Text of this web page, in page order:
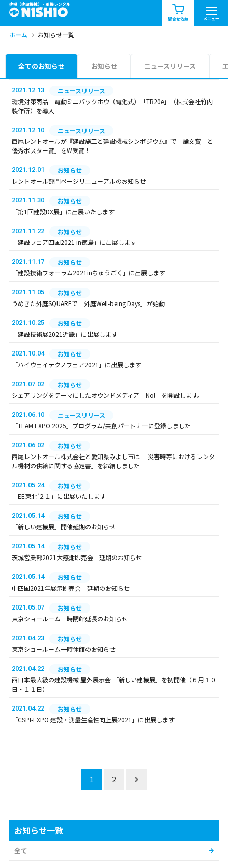
建機（建設機械）・重機レンタル
問合せ依頼 メニュー
商品一覧 お知らせ一覧
問合せ依頼リスト
エリア情報を見る
中部
九州・沖縄（外部）
ホーム お知らせ一覧
全てのお知らせ お知らせ ニュースリリース
2021.12.13
ニュースリリース
環境対策商品 電動ミニバックホウ（電池式）「TB20e」（株式会社竹内
製作所）を導入
2021.12.10
ニュースリリース
西尾レントオールが『建設施工と建設機械シンポジウム』で「論文賞」と
優秀ポスター賞」をW受賞！
2021.12.01
お知らせ
レントオール部門ページリニューアルのお知らせ
2021.11.30
お知らせ
「第1回建設DX展」に出展いたします
2021.11.22
お知らせ
「建設フェア四国2021 in徳島」に出展します
2021.11.17
お知らせ
「建設技術フォーラム2021inちゅうごく」に出展します
2021.11.05
お知らせ
うめきた外庭SQUAREで「外庭Well-being Days」が始動
2021.10.25
お知らせ
「建設技術展2021近畿」に出展します
2021.10.04
お知らせ
「ハイウェイテクノフェア2021」に出展します
2021.07.02
お知らせ
シェアリングをテーマにしたオウンドメディア「Nol」を開設します。
2021.06.10
ニュースリリース
「TEAM EXPO 2025」プログラム/共創パートナーに登録しました
2021.06.02
お知らせ
西尾レントオール株式会社と愛知県みよし市は 「災害時等におけるレンタ
ル機材の供給に関する協定書」を締結しました
2021.05.24
お知らせ
「EE東北’２１」に出展いたします
2021.05.14
お知らせ
「新しい建機展」開催延期のお知らせ
2021.05.14
お知らせ
茨城営業部2021大感謝即売会 延期のお知らせ
2021.05.14
お知らせ
中四国2021年展示即売会 延期のお知らせ
2021.05.07
お知らせ
東京ショールーム一時閉館延長のお知らせ
2021.04.23
お知らせ
東京ショールーム一時休館のお知らせ
2021.04.22
お知らせ
西日本最大級の建設機械 屋外展示会 「新しい建機展」を初開催（６月１０
日・１１日）
2021.04.22
お知らせ
「CSPI-EXPO 建設・測量生産性向上展2021」に出展します
1 2
お知らせ一覧
全て